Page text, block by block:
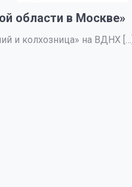
области в Москве»
и колхозница» на ВДНХ […]